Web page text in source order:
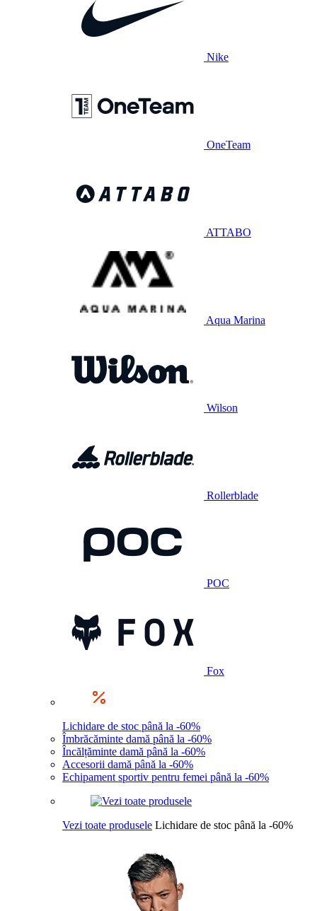
Nike
OneTeam
ATTABO
Aqua Marina
Wilson
Rollerblade
POC
Fox
Lichidare de stoc până la -60%
Îmbrăcăminte damă până la -60%
Încălțăminte damă până la -60%
Accesorii damă până la -60%
Echipament sportiv pentru femei până la -60%
Vezi toate produsele Lichidare de stoc până la -60%